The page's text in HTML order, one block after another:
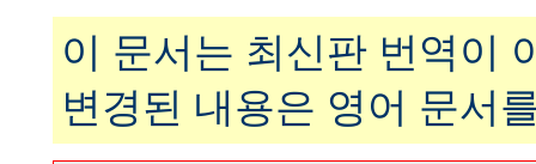
이 문서는 최신판 번역이
변경된 내용은 영어 문서